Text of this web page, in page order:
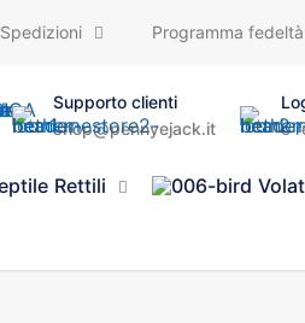
Spedizioni Programma fedeltà
Supporto clienti
shop@pennyejack.it
o
Rettili